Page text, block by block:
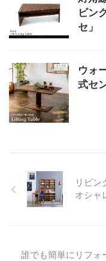
ビン
セ」
ウォ
式セ
リビン
オシャ
誰でも簡単にリフォ